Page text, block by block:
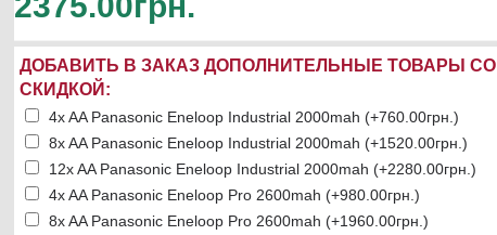
ДОБАВИТЬ В ЗАКАЗ ДОПОЛНИТЕЛЬНЫЕ ТОВАРЫ СО
СКИДКОЙ:
4x AA Panasonic Eneloop Industrial 2000mah (+760.00грн.)
8x AA Panasonic Eneloop Industrial 2000mah (+1520.00грн.)
12x AA Panasonic Eneloop Industrial 2000mah (+2280.00грн.)
4x AA Panasonic Eneloop Pro 2600mah (+980.00грн.)
8x AA Panasonic Eneloop Pro 2600mah (+1960.00грн.)